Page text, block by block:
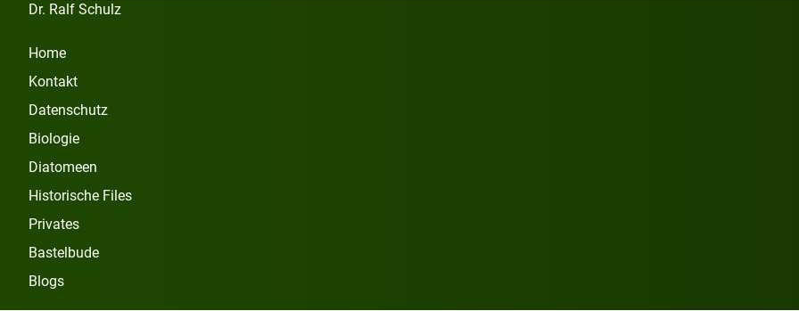
Dr. Ralf Schulz
Home
Kontakt
Datenschutz
Biologie
Diatomeen
Historische Files
Privates
Bastelbude
Blogs